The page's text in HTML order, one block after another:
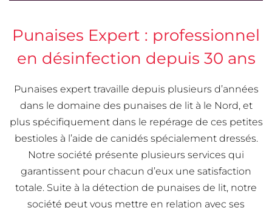
Punaises Expert : professionnel
en désinfection depuis 30 ans
Punaises expert travaille depuis plusieurs d’années
dans le domaine des punaises de lit à le Nord, et
plus spécifiquement dans le repérage de ces petites
bestioles à l’aide de canidés spécialement dressés.
Notre société présente plusieurs services qui
garantissent pour chacun d’eux une satisfaction
totale. Suite à la détection de punaises de lit, notre
société peut vous mettre en relation avec ses